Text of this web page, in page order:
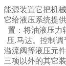
能源装置它把机
它给液压系统提
置：将油液压力
压.马达。控制调
溢流阀等液压元
三项以外的其它